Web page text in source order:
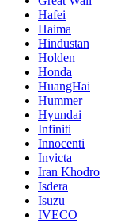
Hafei
Haima
Hindustan
Holden
Honda
HuangHai
Hummer
Hyundai
Infiniti
Innocenti
Invicta
Iran Khodro
Isdera
Isuzu
IVECO